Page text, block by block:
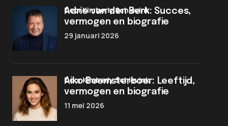
Adrie van den Berk: Succes,
vermogen en biografie
door Kimberly Schievink
29 januari 2026
Aiko Beemsterboer: Leeftijd,
vermogen en biografie
door Kimberly Schievink
11 mei 2026